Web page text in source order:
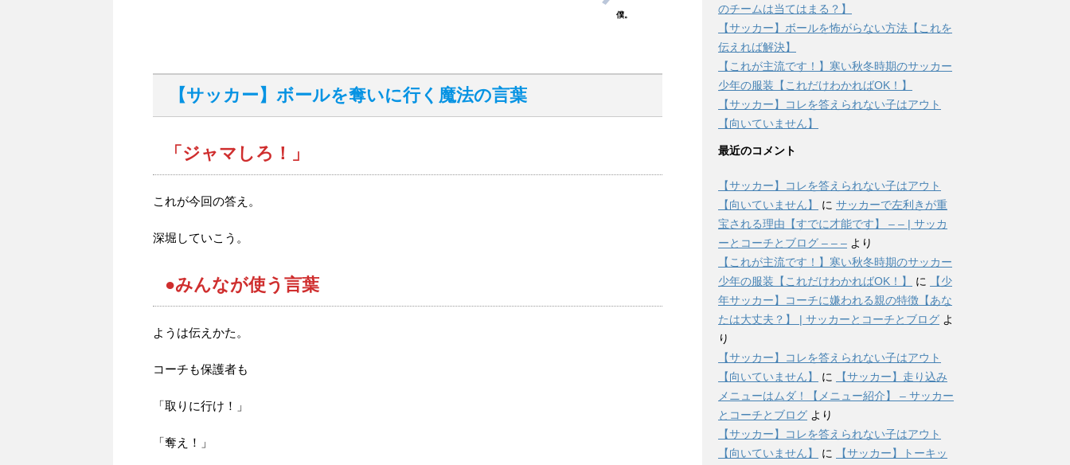
僕。
【サッカー】ボールを奪いに行く魔法の言葉
「ジャマしろ！」
これが今回の答え。
深堀していこう。
●みんなが使う言葉
ようは伝えかた。
コーチも保護者も
「取りに行け！」
「奪え！」
のチームは当てはまる？】
【サッカー】ボールを怖がらない方法【これを
伝えれば解決】
【これが主流です！】寒い秋冬時期のサッカー
少年の服装【これだけわかればOK！】
【サッカー】コレを答えられない子はアウト
【向いていません】
最近のコメント
【サッカー】コレを答えられない子はアウト
【向いていません】
に サッカーで左利きが重
宝される理由【すでに才能です】 – – | サッカ
ーとコーチとブログ – – – より
【これが主流です！】寒い秋冬時期のサッカー
少年の服装【これだけわかればOK！】
に
【少
年サッカー】コーチに嫌われる親の特徴【あな
たは大丈夫？】 | サッカーとコーチとブログ よ
り
【サッカー】コレを答えられない子はアウト
【向いていません】
に
【サッカー】走り込み
メニューはムダ！【メニュー紹介】 – サッカー
とコーチとブログ より
【サッカー】コレを答えられない子はアウト
【向いていません】
に
【サッカー】トーキッ